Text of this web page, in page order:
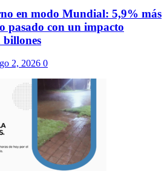
en modo Mundial: 5,9% más
pasado con un impacto
billones
2, 2026 0